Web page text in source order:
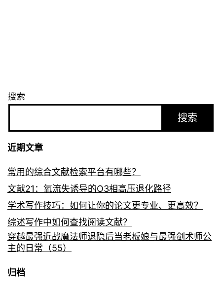
搜索
搜索
近期文章
常用的综合文献检索平台有哪些？
文献21：氧流失诱导的O3相高压退化路径
学术写作技巧：如何让你的论文更专业、更高效？
综述写作中如何查找阅读文献？
穿越最强近战魔法师退隐后当老板娘与最强剑术师公
主的日常（55）
归档